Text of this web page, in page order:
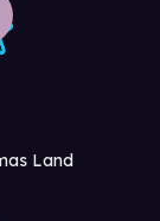
Land